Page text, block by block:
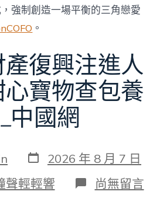
強制創造一場平衡的三角戀愛
COFO 。
復興注進人
寶物查包養
中國網
發
表
日
期
2026 年 8 月 7 日
聲輕輕響 在
〈為
尚無留言